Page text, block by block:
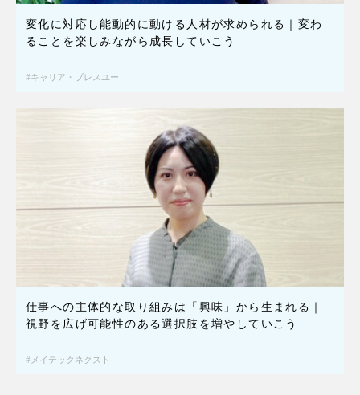
変化に対応し能動的に動ける人材が求められる｜変わ
ることを楽しみながら成長していこう
キャリア・ブレスユー
仕事への主体的な取り組みは「興味」から生まれる｜
視野を広げ可能性のある選択肢を増やしていこう
メイテックネクスト